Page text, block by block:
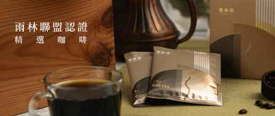
漢餅文化
文化體驗
產品介紹
企業客製贈禮區
喜餅預約
企業永續
企業永續發展 ESG
永續新聞集
利害關係人
最新消息
聯絡我們
全台據點
客服中心